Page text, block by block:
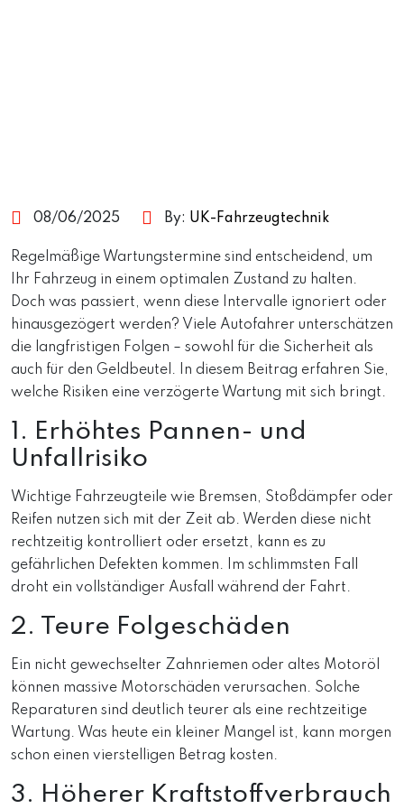
08/06/2025 By: UK-Fahrzeugtechnik
Regelmäßige Wartungstermine sind entscheidend, um
Ihr Fahrzeug in einem optimalen Zustand zu halten.
Doch was passiert, wenn diese Intervalle ignoriert oder
hinausgezögert werden? Viele Autofahrer unterschätzen
die langfristigen Folgen – sowohl für die Sicherheit als
auch für den Geldbeutel. In diesem Beitrag erfahren Sie,
welche Risiken eine verzögerte Wartung mit sich bringt.
1. Erhöhtes Pannen- und
Unfallrisiko
Wichtige Fahrzeugteile wie Bremsen, Stoßdämpfer oder
Reifen nutzen sich mit der Zeit ab. Werden diese nicht
rechtzeitig kontrolliert oder ersetzt, kann es zu
gefährlichen Defekten kommen. Im schlimmsten Fall
droht ein vollständiger Ausfall während der Fahrt.
2. Teure Folgeschäden
Ein nicht gewechselter Zahnriemen oder altes Motoröl
können massive Motorschäden verursachen. Solche
Reparaturen sind deutlich teurer als eine rechtzeitige
Wartung. Was heute ein kleiner Mangel ist, kann morgen
schon einen vierstelligen Betrag kosten.
3. Höherer Kraftstoffverbrauch